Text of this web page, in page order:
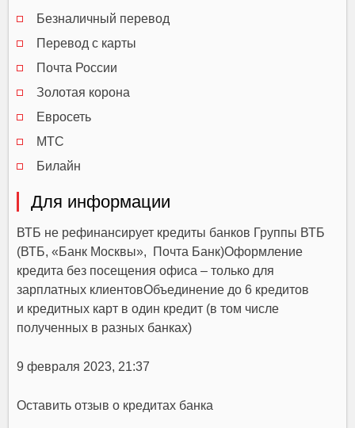
Безналичный перевод
Перевод с карты
Почта России
Золотая корона
Евросеть
МТС
Билайн
Для информации
ВТБ не рефинансирует кредиты банков Группы ВТБ
(ВТБ, «Банк Москвы», Почта Банк)Оформление
кредита без посещения офиса – только для
зарплатных клиентовОбъединение до 6 кредитов
и кредитных карт в один кредит (в том числе
полученных в разных банках)
9 февраля 2023, 21:37
Оставить отзыв о кредитах банка